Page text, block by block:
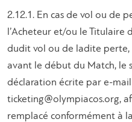
2.12.1. En cas de vol ou de
l’Acheteur et/ou le Titulaire
dudit vol ou de ladite
avant le début du Match, le
déclaration écrite par e-mail
ticketing@olympiacos.org,
remplacé conformément à